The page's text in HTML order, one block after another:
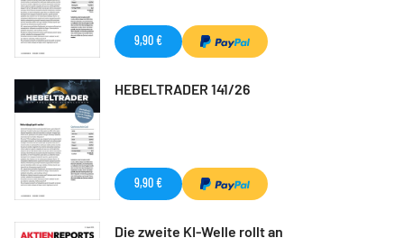
9,90 €
HEBELTRADER 141/26
9,90 €
Die zweite KI-Welle rollt an